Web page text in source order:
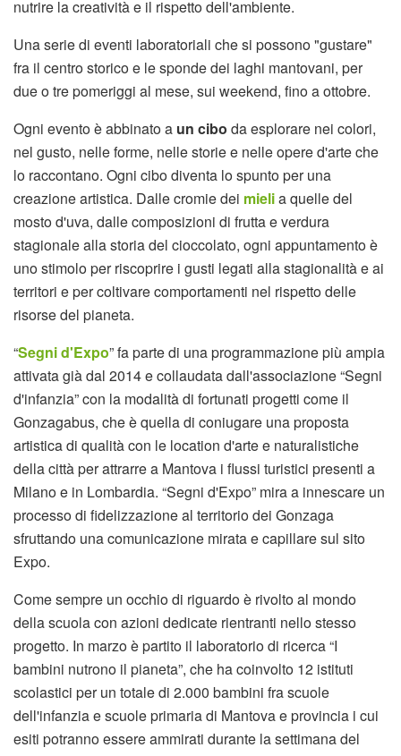
nutrire la creatività e il rispetto dell'ambiente.
Una serie di eventi laboratoriali che si possono "gustare"
fra il centro storico e le sponde dei laghi mantovani, per
due o tre pomeriggi al mese, sui weekend, fino a ottobre.
Ogni evento è abbinato a un cibo da esplorare nei colori,
nel gusto, nelle forme, nelle storie e nelle opere d'arte che
lo raccontano. Ogni cibo diventa lo spunto per una
creazione artistica. Dalle cromie dei mielia quelle del
mosto d'uva, dalle composizioni di frutta e verdura
stagionale alla storia del cioccolato, ogni appuntamento è
uno stimolo per riscoprire i gusti legati alla stagionalità e ai
territori e per coltivare comportamenti nel rispetto delle
risorse del pianeta.
“Segni d'Expo” fa parte di una programmazione più ampia
attivata già dal 2014 e collaudata dall'associazione “Segni
d'infanzia” con la modalità di fortunati progetti come il
Gonzagabus, che è quella di coniugare una proposta
artistica di qualità con le location d'arte e naturalistiche
della città per attrarre a Mantova i flussi turistici presenti a
Milano e in Lombardia. “Segni d'Expo” mira a innescare un
processo di fidelizzazione al territorio dei Gonzaga
sfruttando una comunicazione mirata e capillare sul sito
Expo.
Come sempre un occhio di riguardo è rivolto al mondo
della scuola con azioni dedicate rientranti nello stesso
progetto. In marzo è partito il laboratorio di ricerca “I
bambini nutrono il pianeta”, che ha coinvolto 12 istituti
scolastici per un totale di 2.000 bambini fra scuole
dell'infanzia e scuole primaria di Mantova e provincia i cui
esiti potranno essere ammirati durante la settimana del